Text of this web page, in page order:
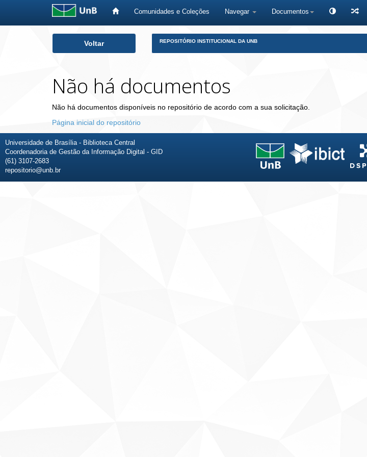
Comunidades e Coleções Navegar Documentos
Voltar REPOSITÓRIO INSTITUCIONAL DA UNB
Não há documentos
Não há documentos disponíveis no repositório de acordo com a sua solicitação.
Página inicial do repositório
Universidade de Brasília - Biblioteca Central
Coordenadoria de Gestão da Informação Digital - GID
(61) 3107-2683
repositorio@unb.br